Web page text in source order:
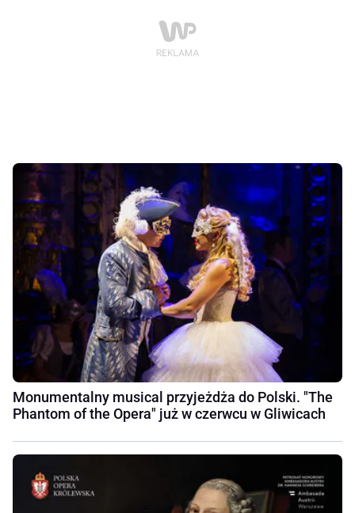
Monumentalny musical przyjeżdża do Polski. "The
Phantom of the Opera" już w czerwcu w Gliwicach